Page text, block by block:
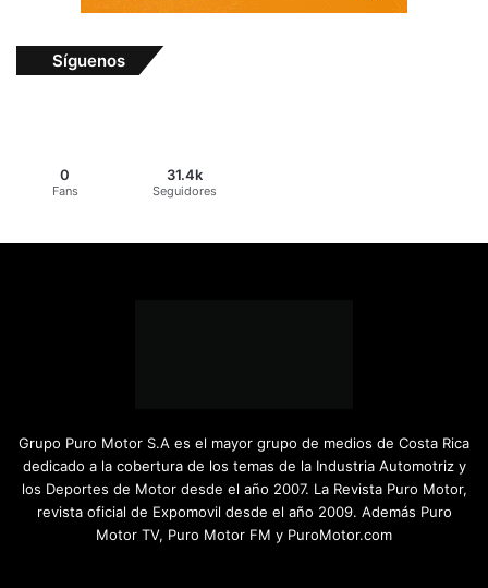
Síguenos
0
Fans
31.4k
Seguidores
Grupo Puro Motor S.A es el mayor grupo de medios de Costa Rica
dedicado a la cobertura de los temas de la Industria Automotriz y
los Deportes de Motor desde el año 2007. La Revista Puro Motor,
revista oficial de Expomovil desde el año 2009. Además Puro
Motor TV, Puro Motor FM y PuroMotor.com